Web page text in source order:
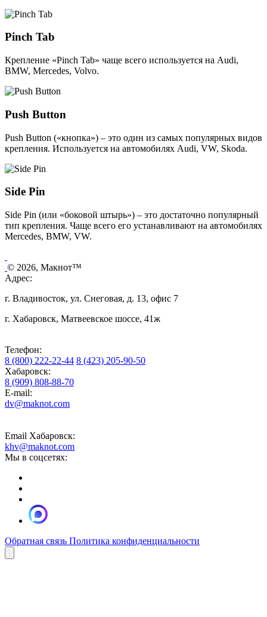
Pinch Tab
Крепление «Pinch Tab» чаще всего используется на Audi,
BMW, Mercedes, Volvo.
Push Button
Push Button («кнопка») – это один из самых популярных видов
крепления. Используется на автомобилях Audi, VW, Skoda.
Side Pin
Side Pin (или «боковой штырь») – это достаточно популярный
тип крепления. Чаще всего его устанавливают на автомобилях
Mercedes, BMW, VW.
© 2026, Макнот™
Адрес:
г. Владивосток, ул. Снеговая, д. 13, офис 7
г. Хабаровск, Матвеевское шоссе, 41ж
Телефон:
8 (800) 222-22-44 8 (423) 205-90-50
Хабаровск:
8 (909) 808-88-70
E-mail:
dv@maknot.com
Email Хабаровск:
khv@maknot.com
Мы в соцсетях:
Обратная связь Политика конфиденциальности